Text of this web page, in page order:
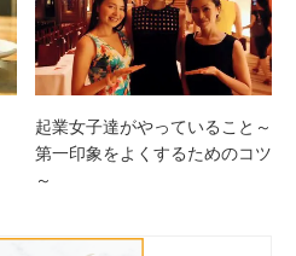
起業女子達がやっていること～
第一印象をよくするためのコツ
～